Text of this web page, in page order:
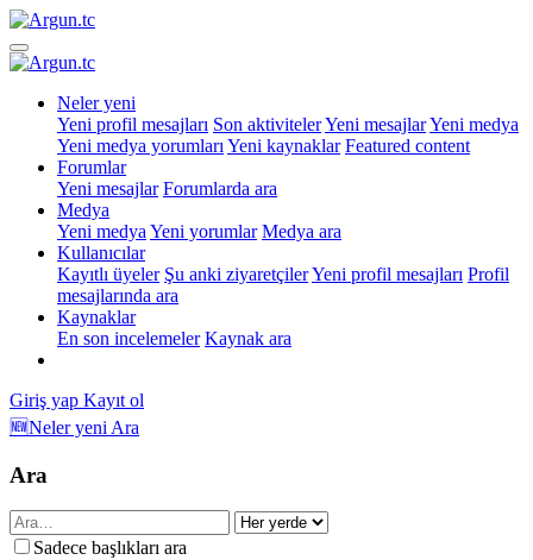
Neler yeni
Yeni profil mesajları Son aktivitelerYeni mesajlarYeni medya
Yeni medya yorumları Yeni kaynaklar Featured content
Forumlar
Yeni mesajlar Forumlarda ara
Medya
Yeni medya Yeni yorumlar Medya ara
Kullanıcılar
Kayıtlı üyeler Şu anki ziyaretçilerYeni profil mesajları Profil
mesajlarında ara
Kaynaklar
En son incelemeler Kaynak ara
Giriş yap Kayıt ol
🆕Neler yeni Ara
Ara
Sadece başlıkları ara